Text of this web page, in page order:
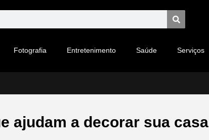
Fotografia Entretenimento Saúde Serviços
ajudam a decorar sua casa